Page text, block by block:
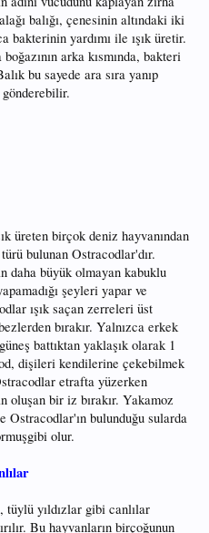
balığı, çenesinin altındaki iki
bakterinin yardımı ile ışık üretir.
arka kısmında, bakteri
bu sayede ara sıra yanıp
üreten birçok deniz hayvanından
bulunan Ostracodlar'dır.
daha büyük olmayan kabuklu
şeyleri yapar ve
ışık saçan zerreleri üst
bırakır. Yalnızca erkek
battıktan yaklaşık olarak 1
dişileri kendilerine çekebilmek
etrafta yüzerken
oluşan bir iz bırakır. Yakamoz
Ostracodlar'ın bulunduğu sularda
olur.
tüylü yıldızlar gibi canlılar
Bu hayvanların birçoğunun